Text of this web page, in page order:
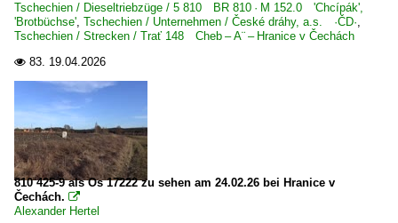
Tschechien / Dieseltriebzüge / 5 810 BR 810 · M 152.0 'Chcípák',
'Brotbüchse', Tschechien / Unternehmen / České dráhy, a.s. ·ČD·,
Tschechien / Strecken / Trať 148 Cheb – A¨ – Hranice v Čechách
 83. 19.04.2026
810 425-9 als Os 17222 zu sehen am 24.02.26 bei Hranice v
Čechách. 
Alexander Hertel